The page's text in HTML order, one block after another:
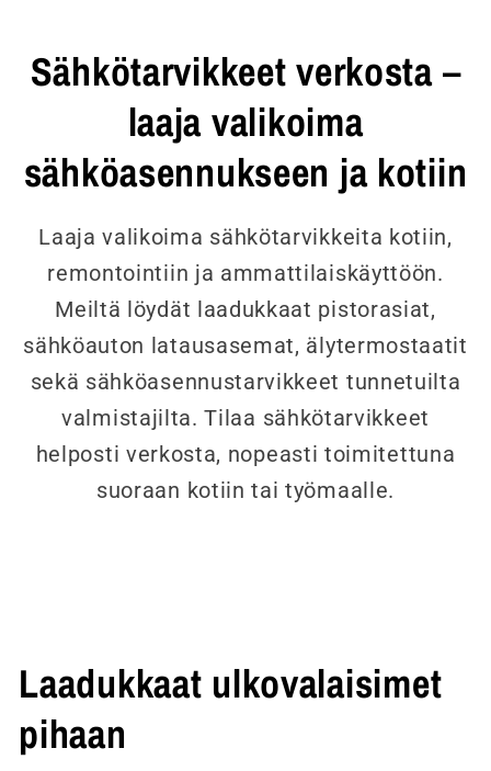
Sähkötarvikkeet verkosta –
laaja valikoima
sähköasennukseen ja kotiin
Laaja valikoima sähkötarvikkeita kotiin,
remontointiin ja ammattilaiskäyttöön.
Meiltä löydät laadukkaat pistorasiat,
sähköauton latausasemat, älytermostaatit
sekä sähköasennustarvikkeet tunnetuilta
valmistajilta. Tilaa sähkötarvikkeet
helposti verkosta, nopeasti toimitettuna
suoraan kotiin tai työmaalle.
Laadukkaat ulkovalaisimet
pihaan